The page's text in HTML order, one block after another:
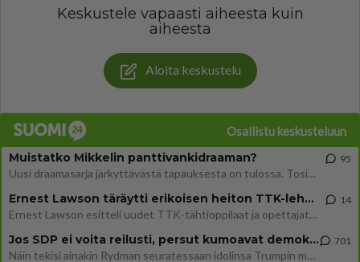
Keskustele vapaasti aiheesta kuin
aiheesta
Aloita keskustelu
Osallistu keskusteluun
Muistatko Mikkelin panttivankidraaman?
Uusi draamasarja järkyttävästä tapauksesta on tulossa. Tositapahtumiin perustuva sarja ammentaa vuoden 1986 Mikkelin pan
95
Ernest Lawson täräytti erikoisen heiton TTK-lehdistötilaisuudessa: " Onko tässä tarkoituksena...?"
Ernest Lawson esitteli uudet TTK-tähtioppilaat ja opettajat torstaina 6.8. lehdistölle. Tulevalla kaudella on yksi hausk
14
Jos SDP ei voita reilusti, persut kumoavat demokratian Suomesta
Näin tekisi ainakin Rydman seuratessaan idolinsa Trumpin mallia https://www.is.fi/politiikka/art-2000012187244.html
701